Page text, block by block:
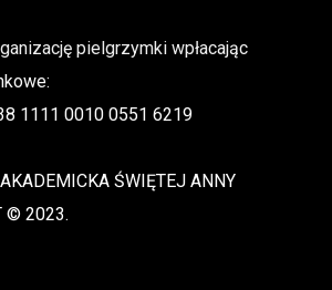
pielgrzymki wpłacając
1111 0010 0551 6219
ŚWIĘTEJ ANNY
© 2023.